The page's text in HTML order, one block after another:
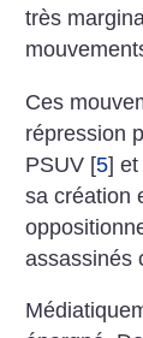
très
Ces
répression
PSUV [5] et
sa création
assassinés